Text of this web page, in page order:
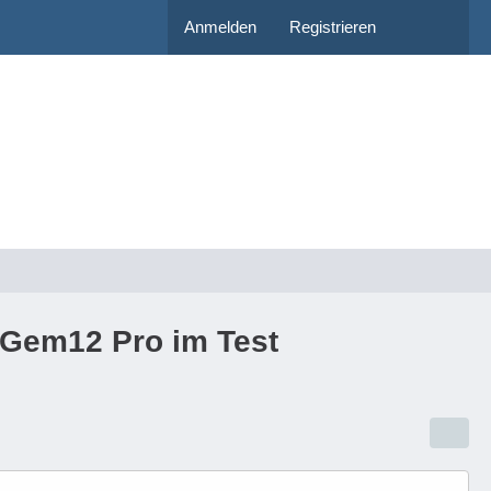
Anmelden Registrieren
Pro im Test